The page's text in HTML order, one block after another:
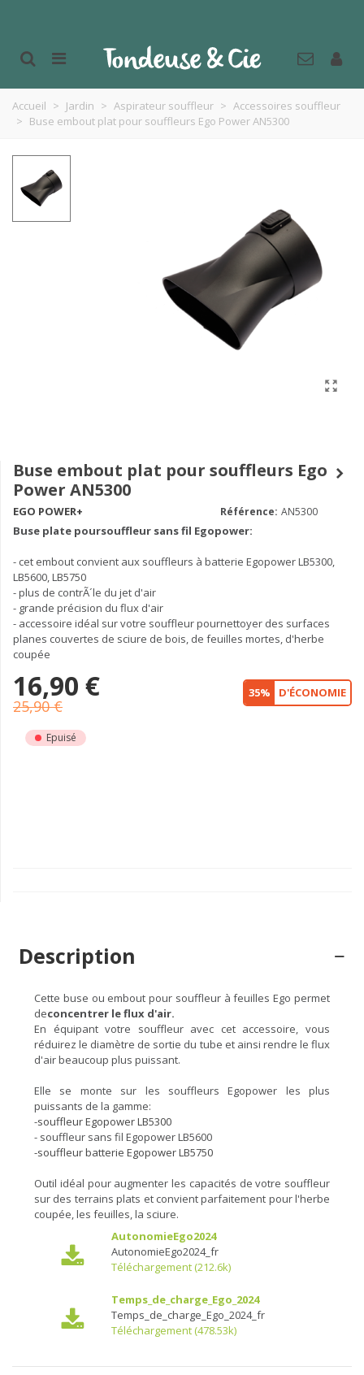
Accueil > Jardin > Aspirateur souffleur > Accessoires souffleur
> Buse embout plat pour souffleurs Ego Power AN5300
Buse embout plat pour souffleurs Ego
Power AN5300
EGO POWER+ Référence: AN5300
Buse plate poursouffleur sans fil Egopower:
- cet embout convient aux souffleurs à batterie Egopower LB5300,
LB5600, LB5750
- plus de contrÃ´le du jet d'air
- grande précision du flux d'air
- accessoire idéal sur votre souffleur pournettoyer des surfaces
planes couvertes de sciure de bois, de feuilles mortes, d'herbe
coupée
16,90 €
25,90 €
35% D'ÉCONOMIE
Epuisé
Description
Cette buse ou embout pour souffleur à feuilles Ego permet
deconcentrer le flux d'air.
En équipant votre souffleur avec cet accessoire, vous
réduirez le diamètre de sortie du tube et ainsi rendre le flux
d'air beaucoup plus puissant.
Elle se monte sur les souffleurs Egopower les plus
puissants de la gamme:
-souffleur Egopower LB5300
- souffleur sans fil Egopower LB5600
-souffleur batterie Egopower LB5750
Outil idéal pour augmenter les capacités de votre souffleur
sur des terrains plats et convient parfaitement pour l'herbe
coupée, les feuilles, la sciure.
AutonomieEgo2024
AutonomieEgo2024_fr
Téléchargement (212.6k)
Temps_de_charge_Ego_2024
Temps_de_charge_Ego_2024_fr
Téléchargement (478.53k)